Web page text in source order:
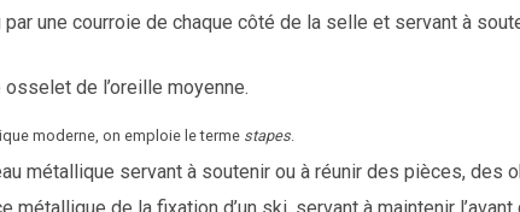
une courroie de chaque côté de la selle et servant à
de l’oreille moyenne.
moderne, on emploie le terme stapes.
métallique servant à soutenir ou à réunir des pièces, des